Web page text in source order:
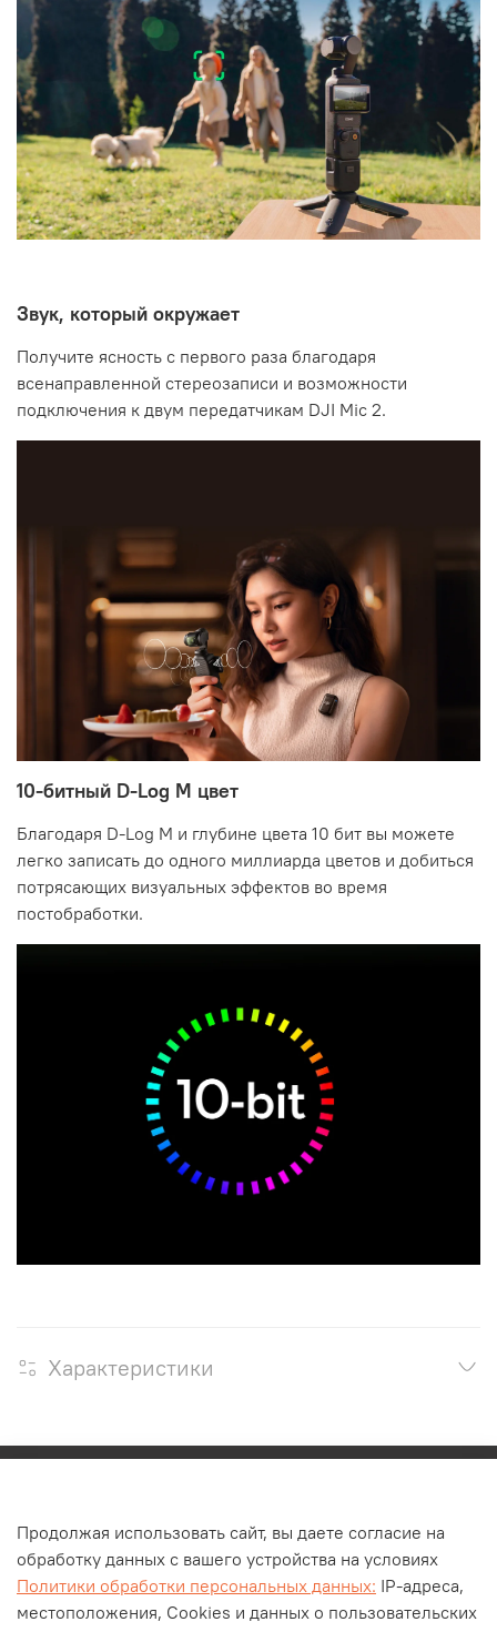
Звук, который окружает
Получите ясность с первого раза благодаря
всенаправленной стереозаписи и возможности
подключения к двум передатчикам DJI Mic 2.
10-битный D-Log M цвет
Благодаря D-Log M и глубине цвета 10 бит вы можете
легко записать до одного миллиарда цветов и добиться
потрясающих визуальных эффектов во время
постобработки.
Характеристики
О компании
Контакты
Оплата и доставка
Продолжая использовать сайт, вы даете согласие на
обработку данных с вашего устройства на условиях
Политики обработки персональных данных: IP-адреса,
местоположения, Cookies и данных о пользовательских